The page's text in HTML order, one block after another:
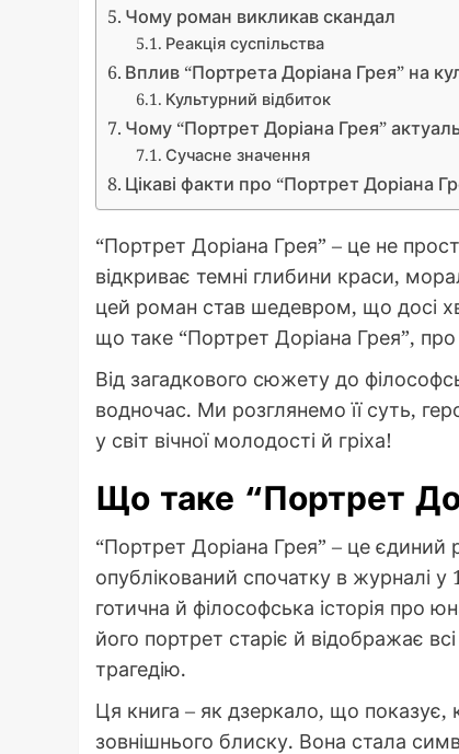
Чому роман викликав скандал
Реакція суспільства
Вплив “Портрета Доріана Грея” на
Культурний відбиток
Чому “Портрет Доріана Грея”
Сучасне значення
Цікаві факти про “Портрет Доріана
“Портрет Доріана Грея” – це не
відкриває темні глибини краси,
цей роман став шедевром, що досі
що таке “Портрет Доріана Грея”,
Від загадкового сюжету до
водночас. Ми розглянемо її суть,
у світ вічної молодості й гріха!
Що таке “Портрет
“Портрет Доріана Грея” – це
опублікований спочатку в журналі
готична й філософська історія про
його портрет старіє й відображає
трагедію.
Ця книга – як дзеркало, що
зовнішнього блиску. Вона стала